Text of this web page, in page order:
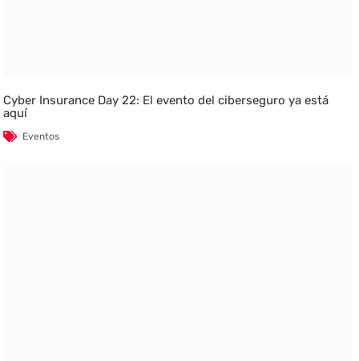
Cyber Insurance Day 22: El evento del ciberseguro ya está
aquí
Eventos